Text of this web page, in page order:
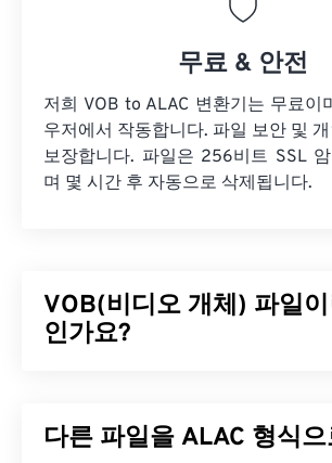
무료 & 안전
저희 VOB to ALAC 변환기는 무료이
우저에서 작동합니다. 파일 보안 및
보장합니다. 파일은 256비트 SSL
며 몇 시간 후 자동으로 삭제됩니다.
VOB(비디오 개체) 파일
인가요?
용 DVD 파일은 거의 항상DVD 복사
다른 파일을 ALAC